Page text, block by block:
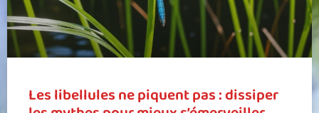
Les libellules ne piquent pas : dissiper